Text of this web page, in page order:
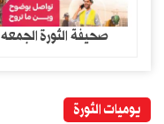
صحيفة الثورة الجمعه 24 صفر 1448- 7 اغسطس 2026
يوميات الثورة